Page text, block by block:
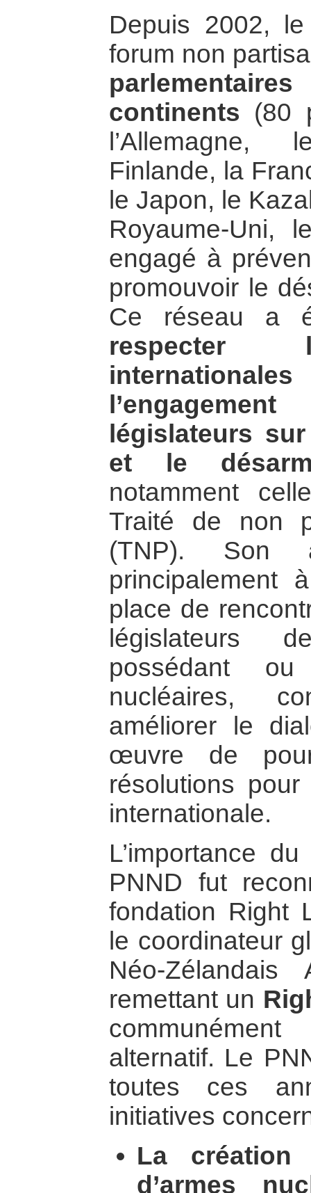
Depuis 2002,
forum non
continents (80
Finlande, la
le Japon, le
Royaume-Uni,
engagé à
promouvoir le
Ce réseau a
respecter
législateurs
et le
notamment
Traité de non
(TNP). Son
principalement
place de
législateurs
possédant
nucléaires,
améliorer le
œuvre de
résolutions
internationale.
L’importance
PNND fut
fondation Right
le coordinateur
Néo-
remettant un
alternatif. Le
toutes ces
initiatives
La création
d’armes